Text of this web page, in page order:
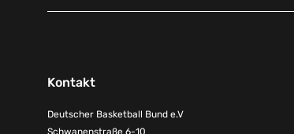
Kontakt
Deutscher Basketball Bund e.V
Schwanenstraße 6-10